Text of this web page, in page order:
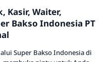
Kasir, Waiter,
Bakso Indonesia PT
Super Bakso Indonesia di